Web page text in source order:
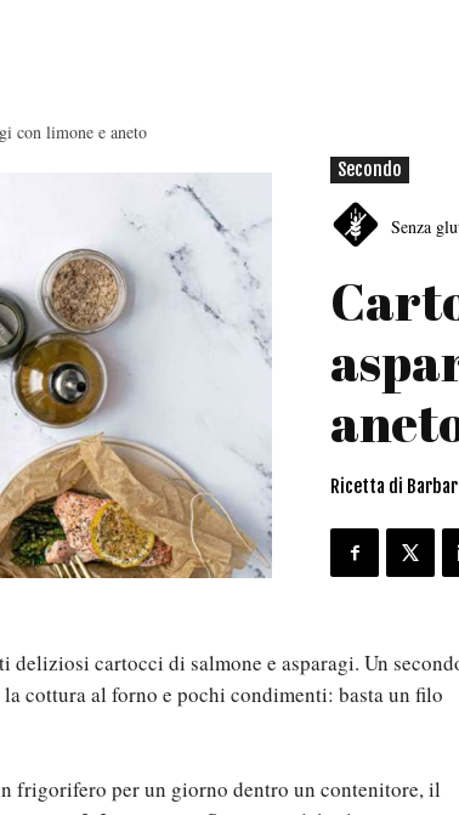
con limone e aneto
Secondo
Senza
Ricetta di
deliziosi cartocci di salmone e asparagi. Un
cottura al forno e pochi condimenti: basta un filo
frigorifero per un giorno dentro un contenitore, il